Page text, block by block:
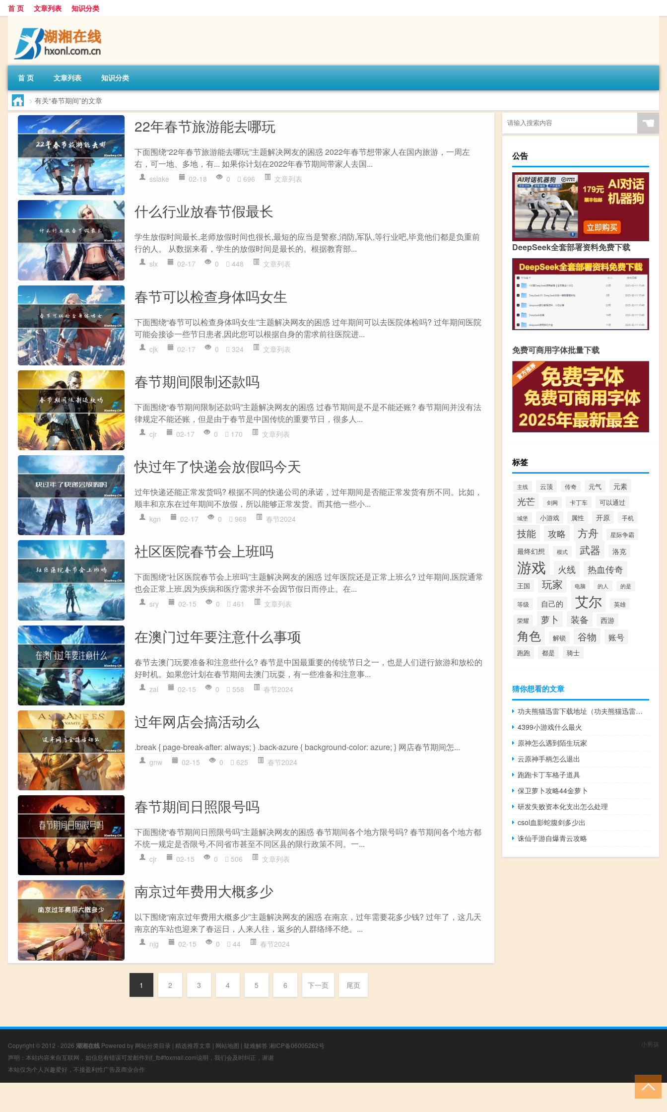
首 页 文章列表 知识分类
首 页 文章列表 知识分类
> 有关“春节期间”的文章
22年春节旅游能去哪玩
下面围绕“22年春节旅游能去哪玩”主题解决网友的困惑 2022年春节想带家人在国内旅游，一周左
右，可一地、多地，有... 如果你计划在2022年春节期间带家人去国...
sslake 02-18 0 696 文章列表
什么行业放春节假最长
学生放假时间最长,老师放假时间也很长,最短的应当是警察,消防,军队,等行业吧,毕竟他们都是负重前
行的人。 从数据来看，学生的放假时间是最长的。根据教育部...
slx 02-17 0 448 文章列表
春节可以检查身体吗女生
下面围绕“春节可以检查身体吗女生”主题解决网友的困惑 过年期间可以去医院体检吗? 过年期间医院
可能会接诊一些节日患者,因此您可以根据自身的需求前往医院进...
cjk 02-17 0 324 文章列表
春节期间限制还款吗
下面围绕“春节期间限制还款吗”主题解决网友的困惑 过春节期间是不是不能还账? 春节期间并没有法
律规定不能还账，但是由于春节是中国传统的重要节日，很多人...
cjr 02-17 0 170 文章列表
快过年了快递会放假吗今天
过年快递还能正常发货吗? 根据不同的快递公司的承诺，过年期间是否能正常发货有所不同。比如，
顺丰和京东在过年期间不放假，所以能够正常发货。而其他一些小...
kgn 02-17 0 968 春节2024
社区医院春节会上班吗
下面围绕“社区医院春节会上班吗”主题解决网友的困惑 过年医院还是正常上班么? 过年期间,医院通常
也会正常上班,因为疾病和医疗需求并不会因节假日而停止。在...
sry 02-15 0 461 文章列表
在澳门过年要注意什么事项
春节去澳门玩要准备和注意些什么? 春节是中国最重要的传统节日之一，也是人们进行旅游和放松的
好时机。如果您计划在春节期间去澳门玩耍，有一些准备和注意事...
zal 02-15 0 558 春节2024
过年网店会搞活动么
.break { page-break-after: always; } .back-azure { background-color: azure; } 网店春节期间怎...
gnw 02-15 0 625 春节2024
春节期间日照限号吗
下面围绕“春节期间日照限号吗”主题解决网友的困惑 春节期间各个地方限号吗? 春节期间各个地方都
不统一规定是否限号,不同省市甚至不同区县的限行政策不同。一...
cjr 02-15 0 506 文章列表
南京过年费用大概多少
以下围绕“南京过年费用大概多少”主题解决网友的困惑 在南京，过年需要花多少钱? 过年了，这几天
南京的车站也迎来了春运日，人来人往，返乡的人群络绎不绝。...
njg 02-15 0 44 春节2024
1 2 3 4 5 6 下一页 尾页
☚
公告
DeepSeek全套部署资料免费下载
免费可商用字体批量下载
标签
主线 云顶 传奇 元气 元素
光芒 剑网 卡丁车 可以通过
城堡 小游戏 属性 开原 手机
技能 攻略 方舟 星际争霸
最终幻想 模式 武器 洛克
游戏 火线 热血传奇
王国 玩家 电脑 的人 的是
等级 自己的 艾尔
英雄
荣耀
萝卜 装备 西游
角色 解锁 谷物 账号
跑跑 都是 骑士
猜你想看的文章
功夫熊猫迅雷下载地址（功夫熊猫迅雷下载）
4399小游戏什么最火
原神怎么遇到陌生玩家
云原神手柄怎么退出
跑跑卡丁车格子道具
保卫萝卜攻略44金萝卜
研发失败资本化支出怎么处理
csol血影蛇腹剑多少出
诛仙手游自爆青云攻略
Copyright © 2012 - 2026 湖湘在线 Powered by 网站分类目录 | 精选推荐文章 | 网站地图 | 疑难解答 湘ICP备06005262号
声明：本站内容来自互联网，如信息有错误可发邮件到f_fb#foxmail.com说明，我们会及时纠正，谢谢
本站仅为个人兴趣爱好，不接盈利性广告及商业合作
小男孩